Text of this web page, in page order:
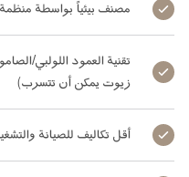
مصنف بيئياً بواسطة منظمة Swedish Sunda Hus
تقنية العمود اللولبي/
زيوت يمكن أن تتسرب)
أقل تكاليف للصيانة